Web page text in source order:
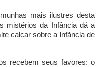
mais ilustres desta
mistérios da Infância dá a
calcar sobre a infância de
recebem seus favores: o